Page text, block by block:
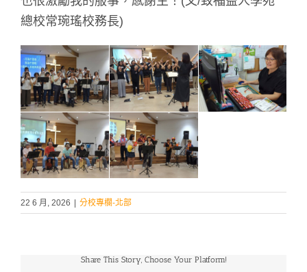
總校常琬瑤校務長)
22 6 月, 2026 分校專欄-北部
Share This Story, Choose Your Platform!